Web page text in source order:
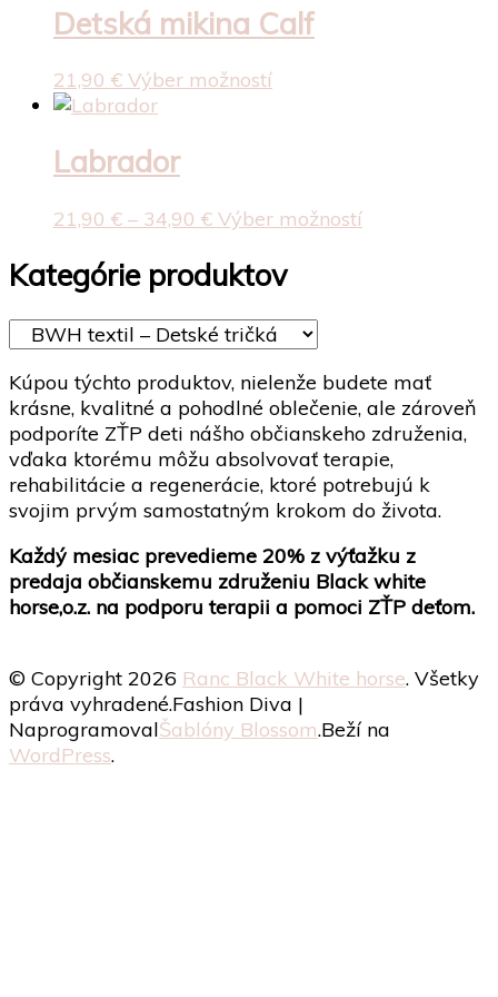
vybrať
na
produktu.
through
35,90 €
produktu.
Detská mikina Calf
21,90 € Výber možnostíTento
Možnosti
si
vybrať
stránke
Labrador
21,90 € – 34,90 €Price
21,90 €
through
34,90 €
Výber možnostíTento
si
môžete
vybrať
na
stránke
produktu.
Kategórie produktov
Kúpou týchto produktov, nielenže budete mať
krásne, kvalitné a pohodlné oblečenie, ale zároveň
podporíte ZŤP deti nášho občianskeho združenia,
vďaka ktorému môžu absolvovať terapie,
rehabilitácie a regenerácie, ktoré potrebujú k
svojim prvým samostatným krokom do života.
Každý mesiac prevedieme 20% z výťažku z
predaja občianskemu združeniu Black white
horse,o.z. na podporu terapii a pomoci ZŤP deťom.
© Copyright 2026 Ranc Black White horse. Všetky
práva vyhradené.Fashion Diva |
NaprogramovalŠablóny Blossom.Beží na
WordPress.